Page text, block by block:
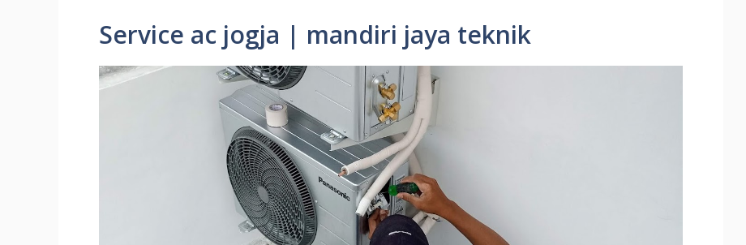
Service ac jogja | mandiri jaya teknik